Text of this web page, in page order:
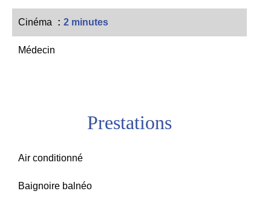
Cinéma 2 minutes
Médecin
Prestations
Air conditionné
Baignoire balnéo